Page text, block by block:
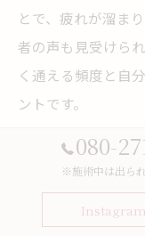
とで、疲れが溜ま
者の声も見受けら
く通える頻度と自
ントです。
むくみと疲労
オイルマッサージ
の改善に直結する
080-
※施術中は出ら
Instagram